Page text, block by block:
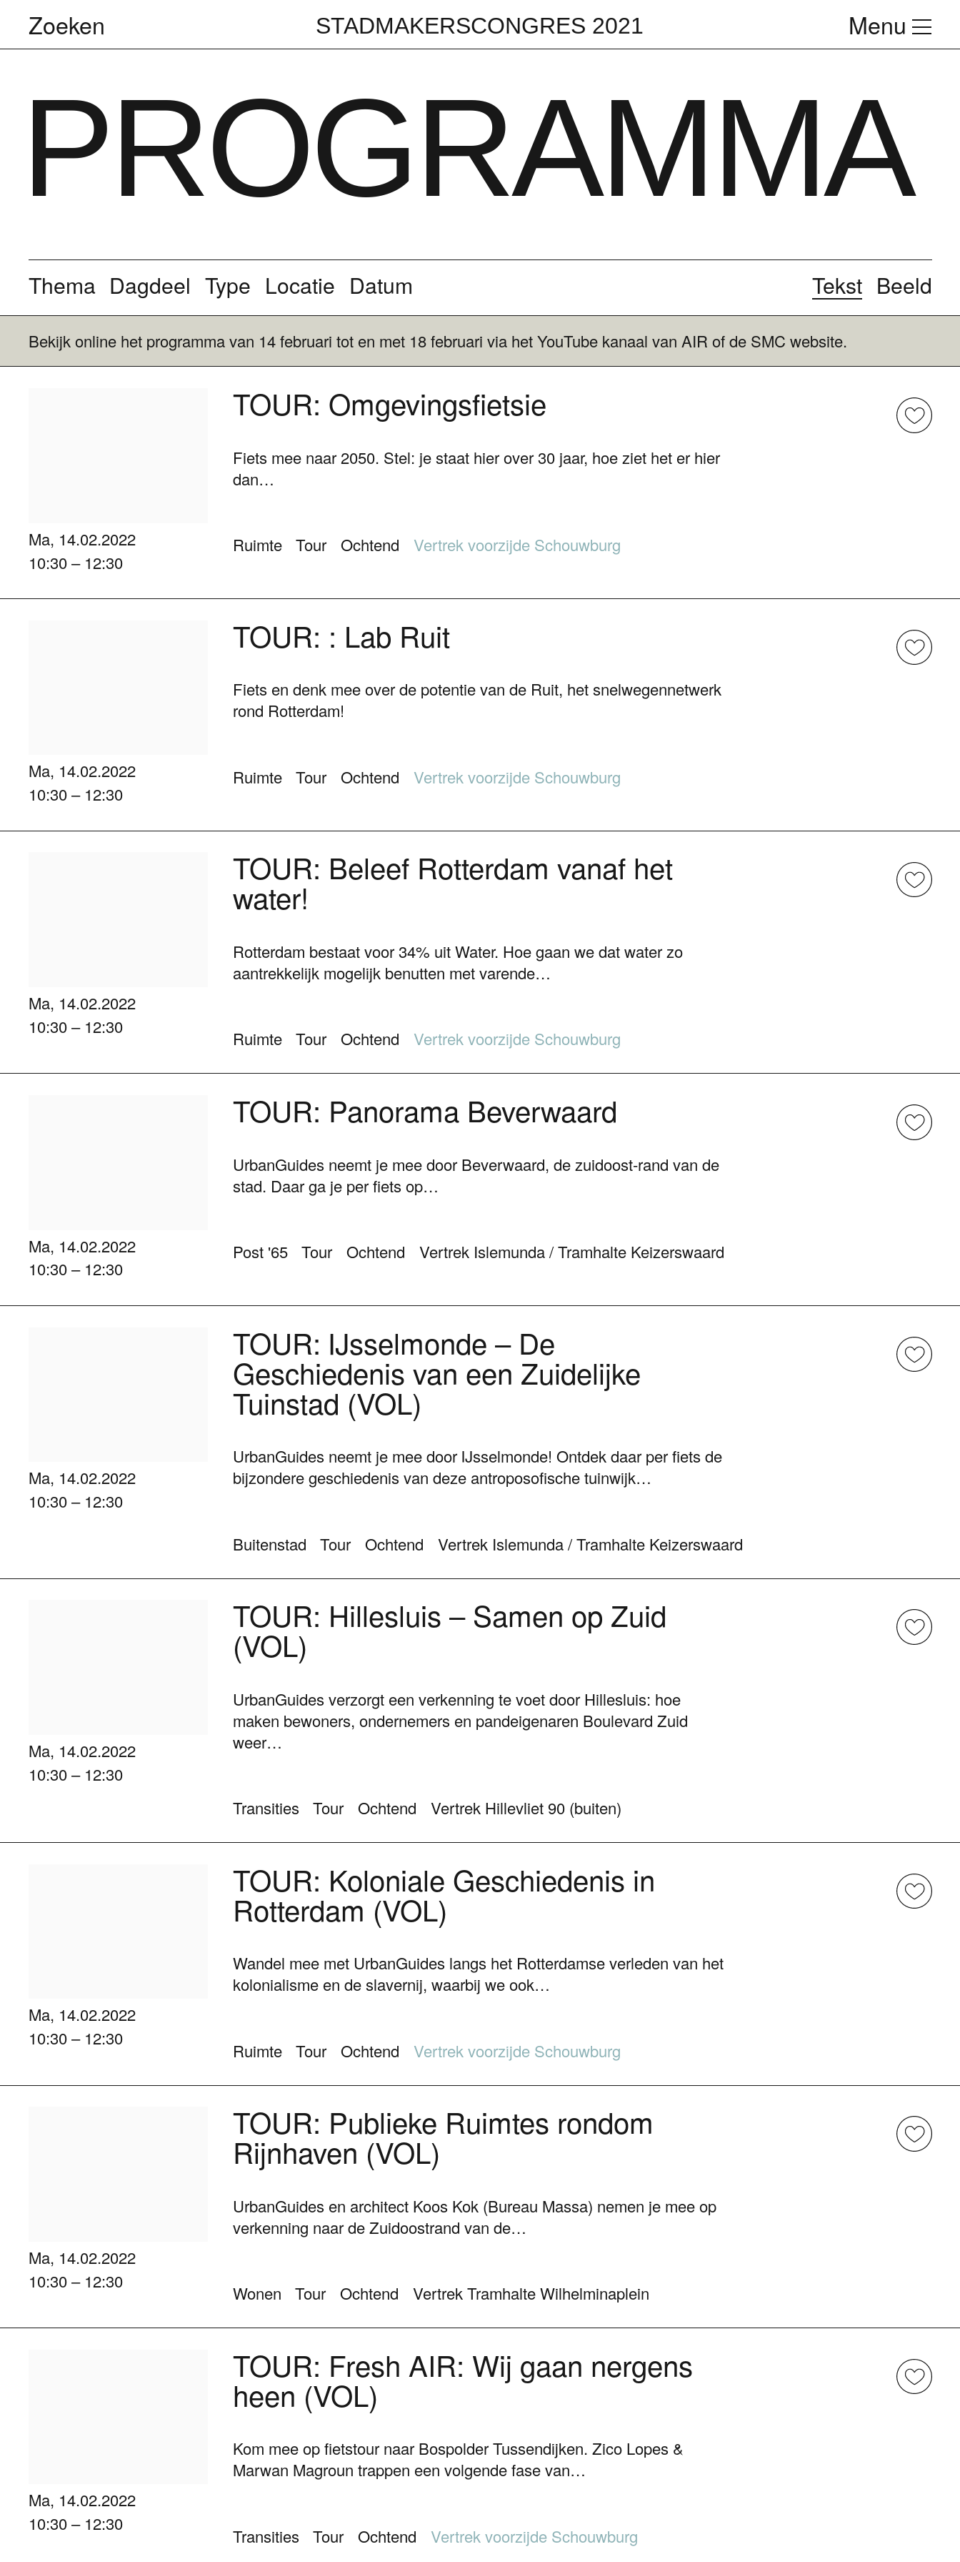
Zoeken STADMAKERSCONGRES 2021 Menu
PROGRAMMA
Thema Dagdeel Type Locatie Datum Tekst Beeld
Bekijk online het programma van 14 februari tot en met 18 februari via het YouTube kanaal van AIR of de SMC website.
Ma, 14.02.2022
10:30 – 12:30
TOUR: Omgevingsfietsie
Fiets mee naar 2050. Stel: je staat hier over 30 jaar, hoe ziet het er hier
dan…
Ruimte Tour Ochtend Vertrek voorzijde Schouwburg
Ma, 14.02.2022
10:30 – 12:30
TOUR: : Lab Ruit
Fiets en denk mee over de potentie van de Ruit, het snelwegennetwerk
rond Rotterdam!
Ruimte Tour Ochtend Vertrek voorzijde Schouwburg
Ma, 14.02.2022
10:30 – 12:30
TOUR: Beleef Rotterdam vanaf het
water!
Rotterdam bestaat voor 34% uit Water. Hoe gaan we dat water zo
aantrekkelijk mogelijk benutten met varende…
Ruimte Tour Ochtend Vertrek voorzijde Schouwburg
Ma, 14.02.2022
10:30 – 12:30
TOUR: Panorama Beverwaard
UrbanGuides neemt je mee door Beverwaard, de zuidoost-rand van de
stad. Daar ga je per fiets op…
Post '65 Tour Ochtend Vertrek Islemunda / Tramhalte Keizerswaard
Ma, 14.02.2022
10:30 – 12:30
TOUR: IJsselmonde – De
Geschiedenis van een Zuidelijke
Tuinstad (VOL)
UrbanGuides neemt je mee door IJsselmonde! Ontdek daar per fiets de
bijzondere geschiedenis van deze antroposofische tuinwijk…
Buitenstad Tour Ochtend Vertrek Islemunda / Tramhalte Keizerswaard
Ma, 14.02.2022
10:30 – 12:30
TOUR: Hillesluis – Samen op Zuid
(VOL)
UrbanGuides verzorgt een verkenning te voet door Hillesluis: hoe
maken bewoners, ondernemers en pandeigenaren Boulevard Zuid
weer…
Transities Tour Ochtend Vertrek Hillevliet 90 (buiten)
Ma, 14.02.2022
10:30 – 12:30
TOUR: Koloniale Geschiedenis in
Rotterdam (VOL)
Wandel mee met UrbanGuides langs het Rotterdamse verleden van het
kolonialisme en de slavernij, waarbij we ook…
Ruimte Tour Ochtend Vertrek voorzijde Schouwburg
Ma, 14.02.2022
10:30 – 12:30
TOUR: Publieke Ruimtes rondom
Rijnhaven (VOL)
UrbanGuides en architect Koos Kok (Bureau Massa) nemen je mee op
verkenning naar de Zuidoostrand van de…
Wonen Tour Ochtend Vertrek Tramhalte Wilhelminaplein
Ma, 14.02.2022
10:30 – 12:30
TOUR: Fresh AIR: Wij gaan nergens
heen (VOL)
Kom mee op fietstour naar Bospolder Tussendijken. Zico Lopes &
Marwan Magroun trappen een volgende fase van…
Transities Tour Ochtend Vertrek voorzijde Schouwburg